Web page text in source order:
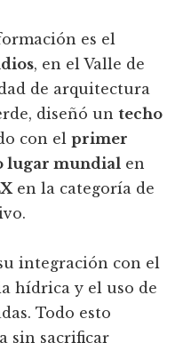
es el
, en el Valle de
de arquitectura
diseñó untecho
con elprimer
lugar mundial en
en la categoría de
integración con el
hídrica y el uso de
Todo esto
sin sacrificar